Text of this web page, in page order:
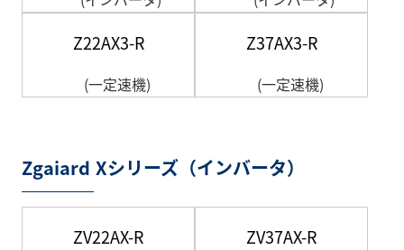
Z22AX3-R
(一定速機)
Z37AX3-R
(一定速機)
Zgaiard Xシリーズ（インバータ）
ZV22AX-R ZV37AX-R